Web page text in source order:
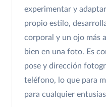
experimentar y
propio estilo,
corporal y un ojo más
bien en una foto. Es
pose y dirección
teléfono, lo que para
para cualquier